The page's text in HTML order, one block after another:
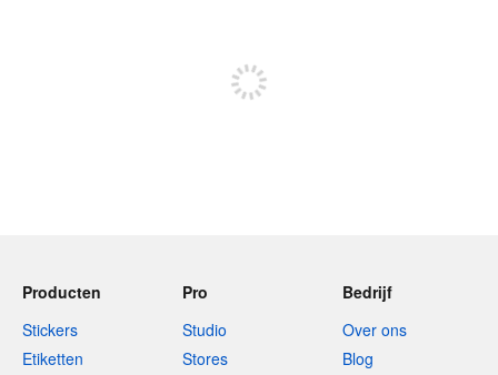
Producten
Stickers
Etiketten
Pro
Studio
Stores
Bedrijf
Over ons
Blog